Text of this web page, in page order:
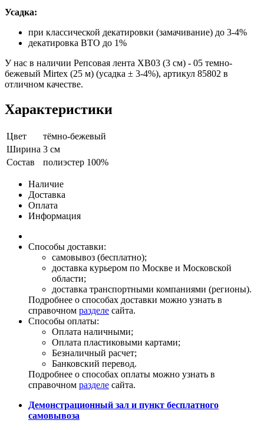
Усадка:
при классической декатировки (замачивание) до 3-4%
декатировка ВТО до 1%
У нас в наличии Репсовая лента XB03 (3 см) - 05 темно-
бежевый Mirtex (25 м) (усадка ± 3-4%), артикул 85802 в
отличном качестве.
Характеристики
Цвет
тёмно-бежевый
Ширина 3 см
Состав
полиэстер 100%
Наличие
Доставка
Оплата
Информация
Способы доставки:
самовывоз (бесплатно);
доставка курьером по Москве и Московской
области;
доставка транспортными компаниями (регионы).
Подробнее о способах доставки можно узнать в
справочном разделе сайта.
Способы оплаты:
Оплата наличными;
Оплата пластиковыми картами;
Безналичный расчет;
Банковский перевод.
Подробнее о способах оплаты можно узнать в
справочном разделе сайта.
Демонстрационный зал и пункт бесплатного
самовывоза